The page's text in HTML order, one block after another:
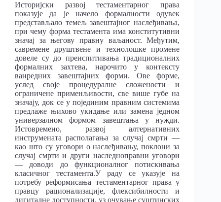
Историјски развој тестаментарног права
показује да је начело формалности одувек
представљало темељ завештајног наслеђивања,
при чему форма тестамента има конститутивни
значај за његову правну ваљаност. Међутим,
савремене друштвене и технолошке промене
довеле су до преиспитивања традиционалних
формалних захтева, нарочито у контексту
ванредних завештајних форми. Ове форме,
услед своје процедуралне сложености и
ограничене применљивости, све више губе на
значају, док се у појединим правним системима
предлаже њихово укидање или замена једном
универзалном формом завештања у нужди.
Истовремено, развој алтернативних
инструмената располагања за случај смрти —
као што су уговори о наслеђивању, поклони за
случај смрти и други наследноправни уговори
— доводи до функционалног потискивања
класичног тестамента.У раду се указује на
потребу реформисања тестаментарног права у
правцу рационализације, флексибилности и
дигиталне доступности, уз очување суштинских